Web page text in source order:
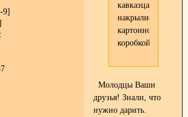
9]
кавказца
накрылись
картонной
коробкой...
Молодцы Ваши
друзья! Знали, что
нужно дарить.